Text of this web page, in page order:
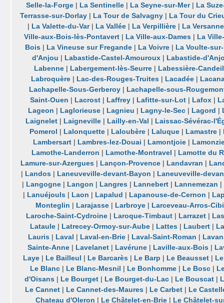
Selle-la-Forge | La Sentinelle | La Seyne-sur-Mer| La
Terrasse-sur-Dorlay | La Tour de Salvagny | La Tour du
| La Valette-du-Var| La Vallée| La Verpillière| La Versanne
Ville-aux-Bois-lès-Pontavert| La Ville-aux-Dames| La
Bois| La Vineuse sur Fregande| La Voivre| La Voulte-
d'Anjou | Labastide-Castel-Amouroux| Labastide-
Labenne| Labergement-lès-Seurre| Labessière-Candeil
Labroquère| Lac-des-Rouges-Truites| Lacadée|
Lachapelle-Sous-Gerberoy| Lachapelle-sous-
Saint-Ouen | Lacrost | Laffrey | Lafitte-sur-Lot | Lafox |
Lageon | Laglorieuse | Lagnieu | Lagny-le-Sec | Lagord |
Laignelet | Laigneville | Lailly-en-Val | Laissac-Sévérac-
Pomerol | Lalonquette| Laloubère| Laluque| Lamastre|
Lambersart| Lambres-lez-Douai | Lamontjoie|
Lamothe-Landerron | Lamothe-Montravel | Lamotte du
Lamure-sur-Azergues| Lançon-Provence| Landavran |
| Landos | Laneuveville-devant-Bayon | Laneuveville-
| Langogne| Langon | Langres| Lannebert| Lannemezan |
| Lanuéjouls| Laon | Lapalud | Lapanouse-de-Cernon |
Monteglin | Larajasse | Larbroye | Larceveau-Arros-
Laroche-Saint-Cydroine| Laroque-Timbaut| Larrazet|
Lataule| Latrecey-Ormoy-sur-Aube| Lattes| Laubert|
Lauris | Laval | Laval-en-Brie | Laval-Saint-Roman |
Sainte-Anne | Lavelanet | Lavérune | Laville-aux-Bois |
Laye | Le Bailleul | Le Barcarès | Le Barp | Le Beausset |
Le Blanc| Le Blanc-Mesnil | Le Bonhomme| Le Bosc|
d'Oisans| Le Bourget| Le Bourget-du-Lac| Le Bouscat|
Le Cannet| Le Cannet-des-Maures| Le Carbet| Le
Chateau d'Oleron | Le Châtelet-en-Brie | Le Châtelet-